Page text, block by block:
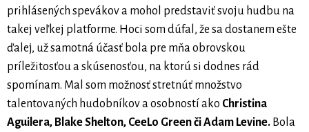
prihlásených spevákov a mohol predstaviť svoju hudbu na
takej veľkej platforme. Hoci som dúfal, že sa dostanem ešte
ďalej, už samotná účasť bola pre mňa obrovskou
príležitosťou a skúsenosťou, na ktorú si dodnes rád
spomínam. Mal som možnosť stretnúť množstvo
talentovaných hudobníkov a osobností ako Christina
Aguilera, Blake Shelton, CeeLo Green či Adam Levine. Bola